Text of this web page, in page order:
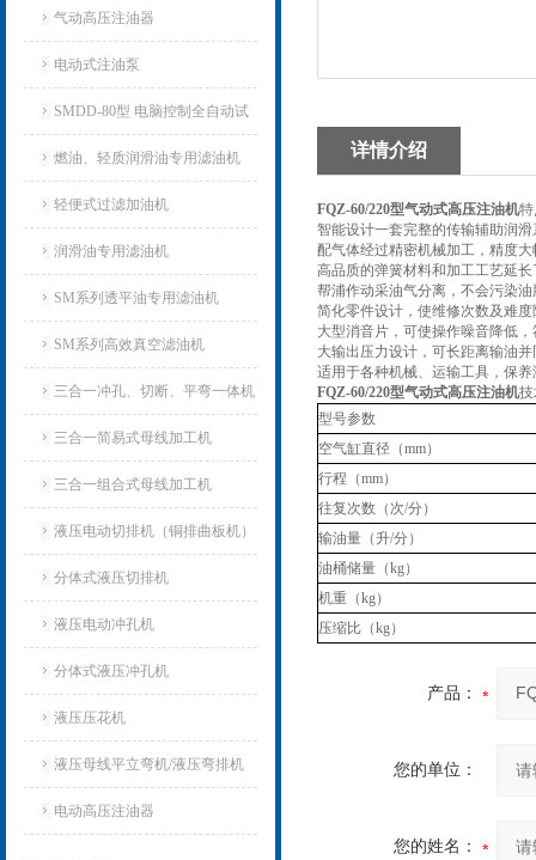
气动高压注油器
电动式注油泵
SMDD-80型 电脑控制全自动试
油器
燃油、轻质润滑油专用滤油机
轻便式过滤加油机
润滑油专用滤油机
SM系列透平油专用滤油机
SM系列高效真空滤油机
三合一冲孔、切断、平弯一体机
三合一简易式母线加工机
三合一组合式母线加工机
液压电动切排机（铜排曲板机）
分体式液压切排机
液压电动冲孔机
分体式液压冲孔机
液压压花机
液压母线平立弯机/液压弯排机
电动高压注油器
详情介绍
FQZ-60/220型气动式高压注油机
智能设计一套完整的传输辅助润
配气体经过精密机械加工，精度
高品质的弹簧材料和加工工艺延
帮浦作动采油气分离，不会污染油
简化零件设计，使维修次数及难度
大型消音片，可使操作噪音降低
大输出压力设计，可长距离输油
适用于各种机械、运输工具，保
FQZ-60/220型气动式高压注油机
型号参数
空气缸直径（mm）
行程（mm）
往复次数（次/分）
输油量（升/分）
油桶储量（kg）
机重（kg）
压缩比（kg）
产品：
您的单位：
您的姓名：